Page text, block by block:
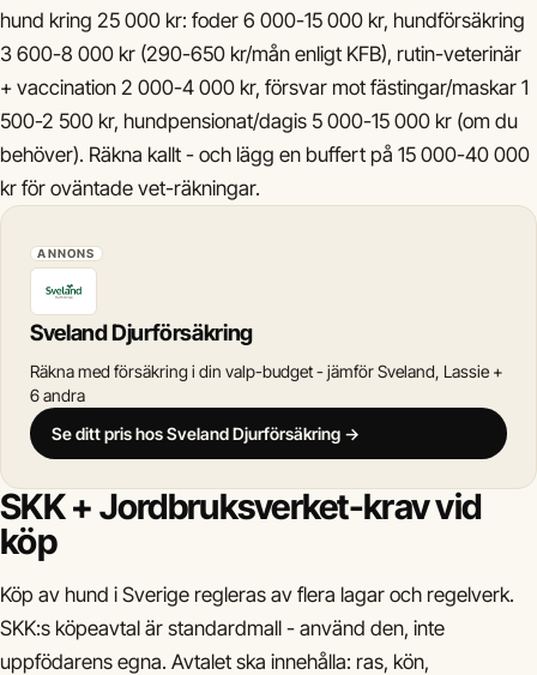
hund kring 25 000 kr: foder 6 000-15 000 kr, hundförsäkring
3 600-8 000 kr (290-650 kr/mån enligt KFB), rutin-veterinär
+ vaccination 2 000-4 000 kr, försvar mot fästingar/maskar 1
500-2 500 kr, hundpensionat/dagis 5 000-15 000 kr (om du
behöver). Räkna kallt - och lägg en buffert på 15 000-40 000
kr för oväntade vet-räkningar.
ANNONS
Sveland Djurförsäkring
Räkna med försäkring i din valp-budget - jämför Sveland, Lassie +
6 andra
Se ditt pris hos Sveland Djurförsäkring →
SKK + Jordbruksverket-krav vid
köp
Köp av hund i Sverige regleras av flera lagar och regelverk.
SKK:s köpeavtal är standardmall - använd den, inte
uppfödarens egna. Avtalet ska innehålla: ras, kön,